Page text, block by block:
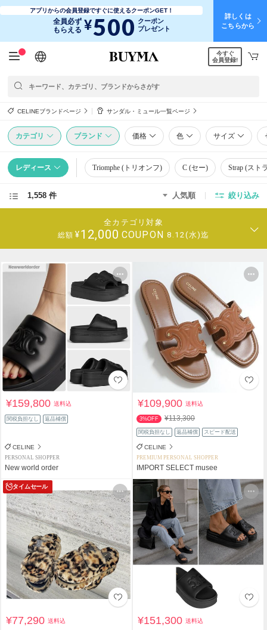
アプリからの会員登録ですぐに使えるクーポンGET！
全員必ず
もらえる ¥500 クーポン
プレゼント
詳しくは
こちらから
日本語
English
简体中文
繁體中文
今すぐ
会員登録!
CELINEブランドページ サンダル・ミュール一覧ページ
カテゴリ ブランド 価格 色 サイズ
レディース Triomphe (トリオンフ) C (セー) Strap (スト
1,558 件 人気順 絞り込み
全カテゴリ対象
総額 ¥12,000 COUPON 8.12(水)迄
¥159,800送料込
関税負担なし 返品補償
CELINE
PERSONAL SHOPPER
New world order
¥109,900送料込
3%OFF ¥113,300
関税負担なし 返品補償 スピード配送
CELINE
PREMIUM PERSONAL SHOPPER
IMPORT SELECT musee
タイムセール
¥77,290送料込 ¥151,300送料込